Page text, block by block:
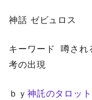
神話 ゼビュロス
キーワード 噂され
考の出現
ｂｙ 神託のタロッ